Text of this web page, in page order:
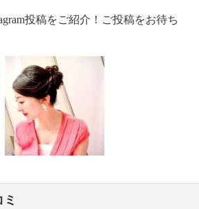
。
ったバームを、乾燥が気になる
先といった部分にもそのままお
もうれしいポイントです。ポイ
て重宝しそう。
物由来成分でできていて、キイチ
果汁）、アルニカ花エキス、ソメ
カツメクサ花エキス、カミツレ
る２４種類の植物由来成分を配
オイル（アルガニアスピノサ核
といった成分が、なめらかにお
投稿をご紹介！ご投稿をお待ち